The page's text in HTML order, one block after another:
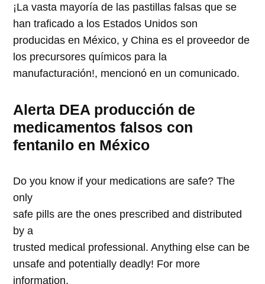
¡La vasta mayoría de las pastillas falsas que se
han traficado a los Estados Unidos son
producidas en México, y China es el proveedor de
los precursores químicos para la
manufacturación!, mencionó en un comunicado.
Alerta DEA producción de
medicamentos falsos con
fentanilo en México
Do you know if your medications are safe? The
only
safe pills are the ones prescribed and distributed
by a
trusted medical professional. Anything else can be
unsafe and potentially deadly! For more
information,